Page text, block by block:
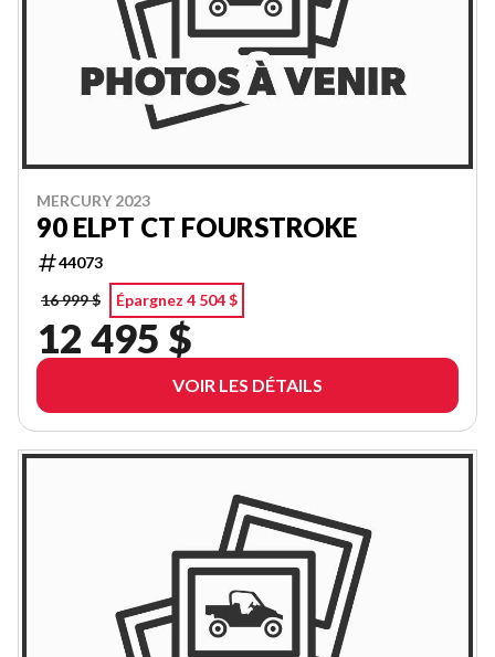
MERCURY 2023
90 ELPT CT FOURSTROKE
44073
16 999 $
Épargnez 4 504 $
12 495 $
VOIR LES DÉTAILS